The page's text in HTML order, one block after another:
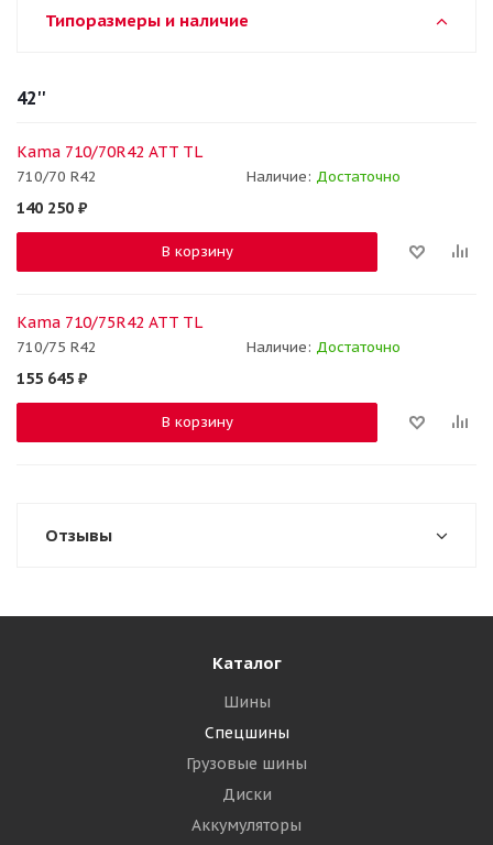
Типоразмеры и наличие
42''
Kama 710/70R42 ATT TL
710/70 R42 Наличие: Достаточно
140 250 ₽
В корзину
Kama 710/75R42 ATT TL
710/75 R42 Наличие: Достаточно
155 645 ₽
В корзину
Отзывы
Каталог
Шины
Спецшины
Грузовые шины
Диски
Аккумуляторы